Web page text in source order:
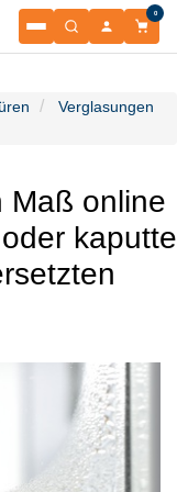
0
Verglasungen
Maß online
kaputte